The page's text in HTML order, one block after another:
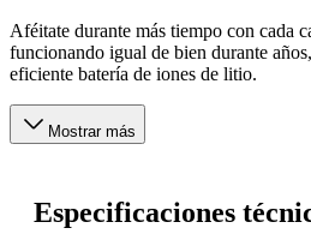
Aféitate durante más tiempo con cada
funcionando igual de bien durante
eficiente batería de iones de litio.
Mostrar más
Especificaciones